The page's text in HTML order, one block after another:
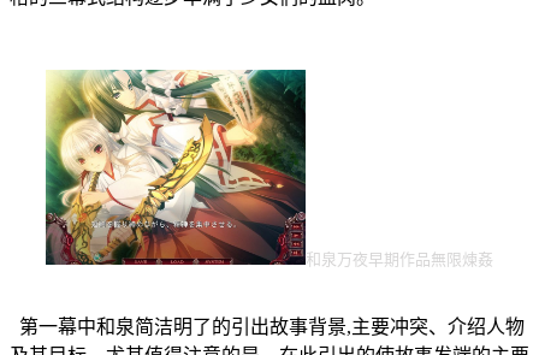
和泉万夜早期作品無限煉姦
第一幕中和泉简洁明了的引出故事背景,主要冲突、介绍人物